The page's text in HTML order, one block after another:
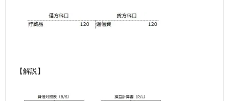
【解説】